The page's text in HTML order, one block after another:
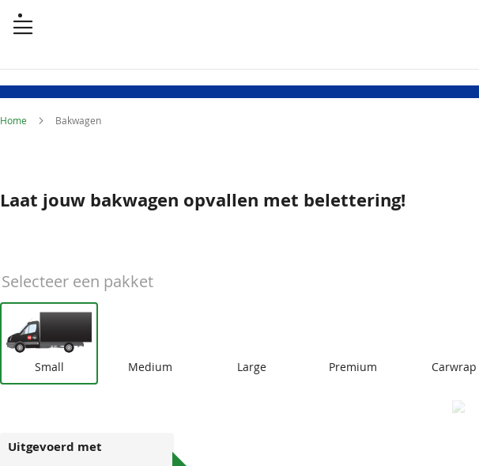
Home Bakwagen
Laat jouw bakwagen opvallen met belettering!
Selecteer een pakket
Small Medium Large Premium Carwrap
Uitgevoerd met